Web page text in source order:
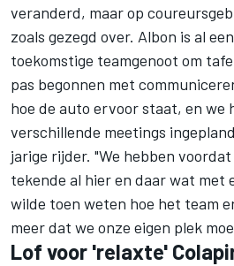
veranderd, maar op
zoals gezegd over. Albon is al
toekomstige teamgenoot om
pas begonnen met
hoe de auto ervoor staat, en we
verschillende meetings
jarige rijder. "We hebben
tekende al hier en daar wat met
wilde toen weten hoe het team
meer dat we onze eigen plek
Lof voor 'relaxte'